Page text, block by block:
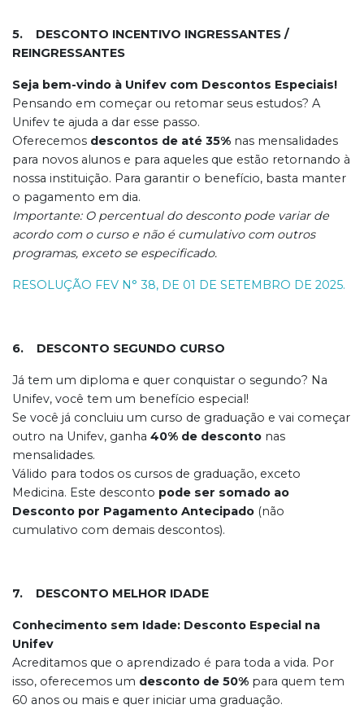
5. DESCONTO INCENTIVO INGRESSANTES /
REINGRESSANTES
Seja bem-vindo à Unifev com Descontos Especiais!
Pensando em começar ou retomar seus estudos? A
Unifev te ajuda a dar esse passo.
Oferecemos descontos de até 35% nas mensalidades
para novos alunos e para aqueles que estão retornando à
nossa instituição. Para garantir o benefício, basta manter
o pagamento em dia.
Importante: O percentual do desconto pode variar de
acordo com o curso e não é cumulativo com outros
programas, exceto se especificado.
RESOLUÇÃO FEV N° 38, DE 01 DE SETEMBRO DE 2025.
6. DESCONTO SEGUNDO CURSO
Já tem um diploma e quer conquistar o segundo? Na
Unifev, você tem um benefício especial!
Se você já concluiu um curso de graduação e vai começar
outro na Unifev, ganha 40% de desconto nas
mensalidades.
Válido para todos os cursos de graduação, exceto
Medicina. Este desconto pode ser somado ao
Desconto por Pagamento Antecipado (não
cumulativo com demais descontos).
7. DESCONTO MELHOR IDADE
Conhecimento sem Idade: Desconto Especial na
Unifev
Acreditamos que o aprendizado é para toda a vida. Por
isso, oferecemos um desconto de 50% para quem tem
60 anos ou mais e quer iniciar uma graduação.